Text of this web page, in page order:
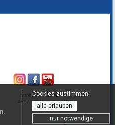
https://lumina-swiss.ch
4.82 / 5.00 basiert auf 1905
Bewertungen
Cookies zustimmen:
alle erlauben
nur notwendige